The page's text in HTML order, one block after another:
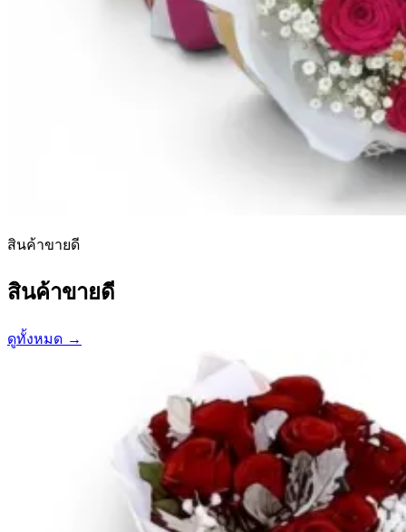
สินค้าขายดี
สินค้าขายดี
ดูทั้งหมด →